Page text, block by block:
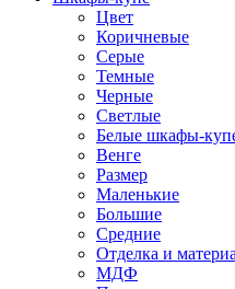
Цвет
Коричневые
Серые
Темные
Черные
Светлые
Белые шкафы-
Венге
Размер
Маленькие
Большие
Средние
Отделка и
МДФ